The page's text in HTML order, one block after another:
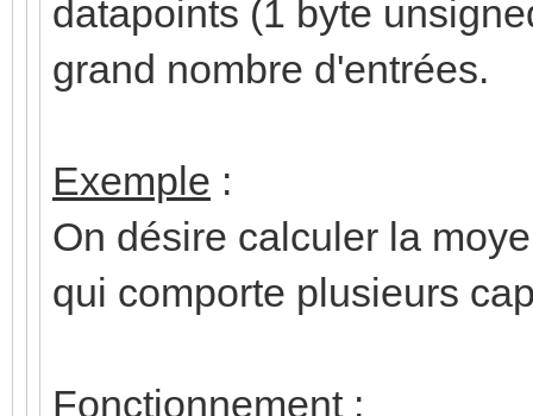
datapoints (1 byte
grand nombre d'entrées.
Exemple :
On désire calculer la
qui comporte plusieurs
Fonctionnement: